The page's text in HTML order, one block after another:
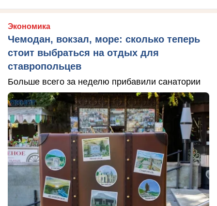
Экономика
Чемодан, вокзал, море: сколько теперь
стоит выбраться на отдых для
ставропольцев
Больше всего за неделю прибавили санатории